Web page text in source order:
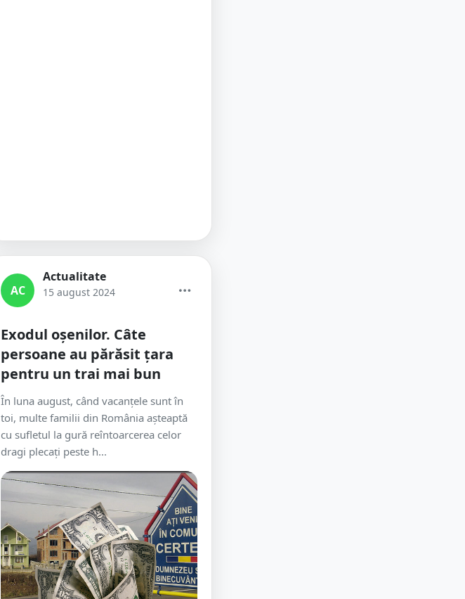
AC
Actualitate
15 august 2024
Exodul oșenilor. Câte
persoane au părăsit țara
pentru un trai mai bun
În luna august, când vacanțele sunt în
toi, multe familii din România așteaptă
cu sufletul la gură reîntoarcerea celor
dragi plecați peste h...